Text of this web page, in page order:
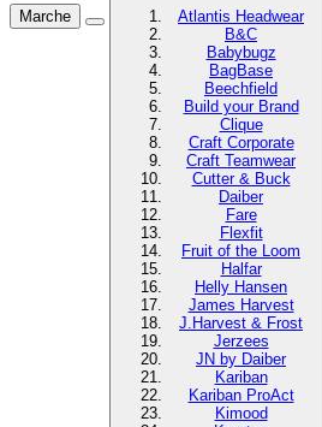
Marche
Atlantis Headwear
B&C
Babybugz
BagBase
Beechfield
Build your Brand
Clique
Craft Corporate
Craft Teamwear
Cutter & Buck
Daiber
Fare
Flexfit
Fruit of the Loom
Halfar
Helly Hansen
James Harvest
J.Harvest & Frost
Jerzees
JN by Daiber
Kariban
Kariban ProAct
Kimood